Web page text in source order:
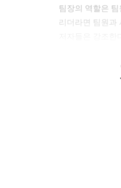
팀장의 역할은
리더라면 팀원과